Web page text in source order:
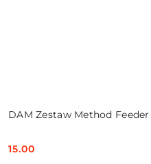
DAM Zestaw Method
Cena:
15.00